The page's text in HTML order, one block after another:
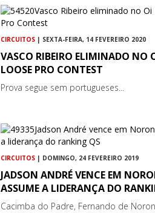
CIRCUITOS | SEXTA-FEIRA, 14 FEVEREIRO 2020
VASCO RIBEIRO ELIMINADO NO
LOOSE PRO CONTEST
Prova segue sem portugueses...
CIRCUITOS | DOMINGO, 24 FEVEREIRO 2019
JADSON ANDRÉ VENCE EM
ASSUME A LIDERANÇA DO
Cacimba do Padre, Fernando de